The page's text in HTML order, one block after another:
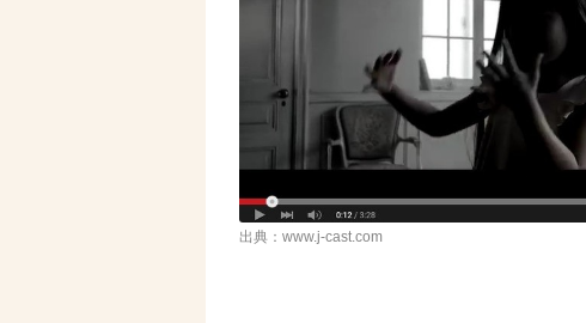
出典：www.j-cast.com